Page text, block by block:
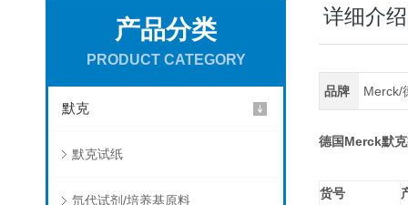
产品分类
PRODUCT CATEGORY
默克
默克试纸
氘代试剂/培养基原料
详细介绍
品牌 Merck/
德国 Merck默
货号